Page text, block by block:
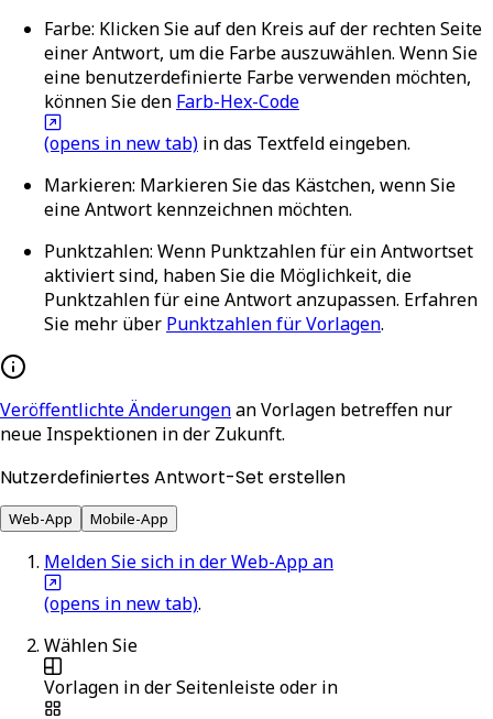
Farbe: Klicken Sie auf den Kreis auf der rechten Seite
einer Antwort, um die Farbe auszuwählen. Wenn Sie
eine benutzerdefinierte Farbe verwenden möchten,
können Sie den Farb-Hex-Code
(opens in new tab) in das Textfeld eingeben.
Markieren: Markieren Sie das Kästchen, wenn Sie
eine Antwort kennzeichnen möchten.
Punktzahlen: Wenn Punktzahlen für ein Antwortset
aktiviert sind, haben Sie die Möglichkeit, die
Punktzahlen für eine Antwort anzupassen. Erfahren
Sie mehr über Punktzahlen für Vorlagen.
Veröffentlichte Änderungenan Vorlagen betreffen nur
neue Inspektionen in der Zukunft.
Nutzerdefiniertes Antwort-Set erstellen
Web-App Mobile-App
Melden Sie sich in der Web-App an
(opens in new tab).
Wählen Sie
Vorlagen in der Seitenleiste oder in